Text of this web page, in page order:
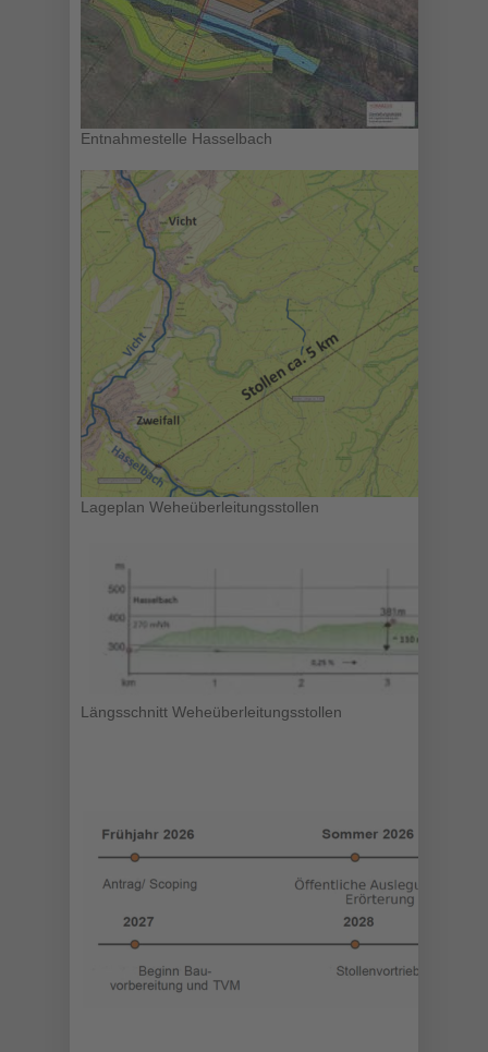
Entnahmestelle Hasselbach
Lageplan Weheüberleitungsstollen
Längsschnitt Weheüberleitungsstollen